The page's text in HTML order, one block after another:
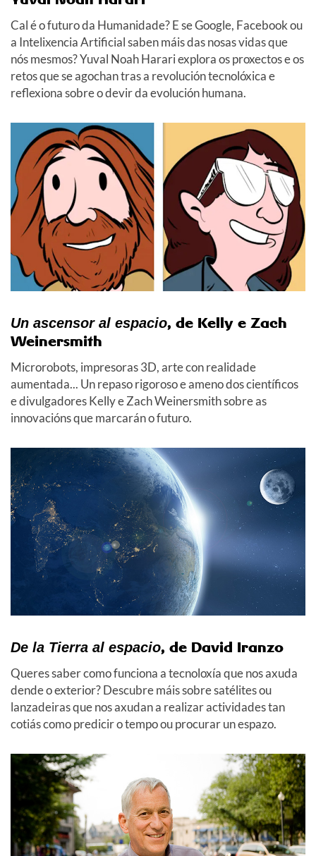
Cal é o futuro da Humanidade? E se Google, Facebook ou
a Intelixencia Artificial saben máis das nosas vidas que
nós mesmos? Yuval Noah Harari explora os proxectos e os
retos que se agochan tras a revolución tecnolóxica e
reflexiona sobre o devir da evolución humana.
Un ascensor al espacio, de Kelly e Zach
Weinersmith
Microrobots, impresoras 3D, arte con realidade
aumentada... Un repaso rigoroso e ameno dos científicos
e divulgadores Kelly e Zach Weinersmith sobre as
innovacións que marcarán o futuro.
De la Tierra al espacio, de David Iranzo
Queres saber como funciona a tecnoloxía que nos axuda
dende o exterior? Descubre máis sobre satélites ou
lanzadeiras que nos axudan a realizar actividades tan
cotiás como predicir o tempo ou procurar un espazo.